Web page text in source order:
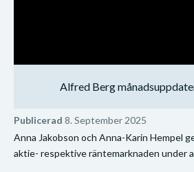
Alfred Berg
Publicerad 8. September 2025
Anna Jakobson och Anna-Karin Hempel
aktie- respektive räntemarknaden under